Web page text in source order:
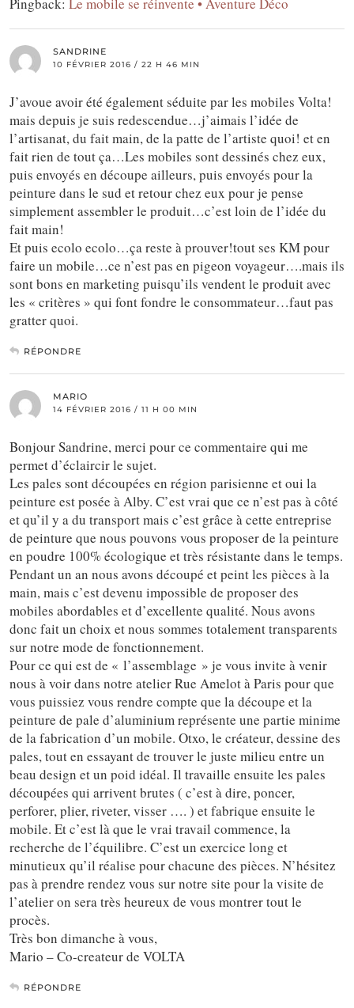
Pingback: Le mobile se réinvente • Aventure Déco
SANDRINE
10 FÉVRIER 2016 / 22 H 46 MIN
J’avoue avoir été également séduite par les mobiles Volta!
mais depuis je suis redescendue…j’aimais l’idée de
l’artisanat, du fait main, de la patte de l’artiste quoi! et en
fait rien de tout ça…Les mobiles sont dessinés chez eux,
puis envoyés en découpe ailleurs, puis envoyés pour la
peinture dans le sud et retour chez eux pour je pense
simplement assembler le produit…c’est loin de l’idée du
fait main!
Et puis ecolo ecolo…ça reste à prouver!tout ses KM pour
faire un mobile…ce n’est pas en pigeon voyageur….mais ils
sont bons en marketing puisqu’ils vendent le produit avec
les « critères » qui font fondre le consommateur…faut pas
gratter quoi.
RÉPONDRE
MARIO
14 FÉVRIER 2016 / 11 H 00 MIN
Bonjour Sandrine, merci pour ce commentaire qui me
permet d’éclaircir le sujet.
Les pales sont découpées en région parisienne et oui la
peinture est posée à Alby. C’est vrai que ce n’est pas à côté
et qu’il y a du transport mais c’est grâce à cette entreprise
de peinture que nous pouvons vous proposer de la peinture
en poudre 100% écologique et très résistante dans le temps.
Pendant un an nous avons découpé et peint les pièces à la
main, mais c’est devenu impossible de proposer des
mobiles abordables et d’excellente qualité. Nous avons
donc fait un choix et nous sommes totalement transparents
sur notre mode de fonctionnement.
Pour ce qui est de « l’assemblage » je vous invite à venir
nous à voir dans notre atelier Rue Amelot à Paris pour que
vous puissiez vous rendre compte que la découpe et la
peinture de pale d’aluminium représente une partie minime
de la fabrication d’un mobile. Otxo, le créateur, dessine des
pales, tout en essayant de trouver le juste milieu entre un
beau design et un poid idéal. Il travaille ensuite les pales
découpées qui arrivent brutes ( c’est à dire, poncer,
perforer, plier, riveter, visser …. ) et fabrique ensuite le
mobile. Et c’est là que le vrai travail commence, la
recherche de l’équilibre. C’est un exercice long et
minutieux qu’il réalise pour chacune des pièces. N’hésitez
pas à prendre rendez vous sur notre site pour la visite de
l’atelier on sera très heureux de vous montrer tout le
procès.
Très bon dimanche à vous,
Mario – Co-createur de VOLTA
RÉPONDRE